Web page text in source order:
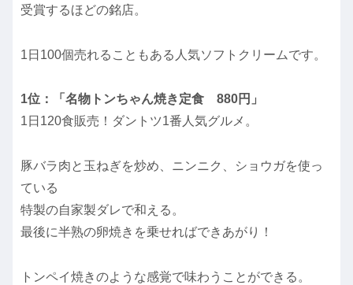
受賞するほどの銘店。
1日100個売れることもある人気ソフトクリームです。
1位：「名物トンちゃん焼き定食 880円」
1日120食販売！ダントツ1番人気グルメ。
豚バラ肉と玉ねぎを炒め、ニンニク、ショウガを使っ
ている
特製の自家製ダレで和える。
最後に半熟の卵焼きを乗せればできあがり！
トンペイ焼きのような感覚で味わうことができる。